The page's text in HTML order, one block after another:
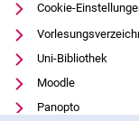
Cookie-
Uni-Bibliothek
Moodle
Panopto